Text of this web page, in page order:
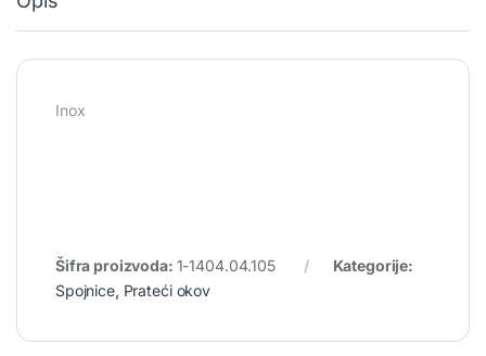
Inox
Šifra proizvoda: 1-1404.04.105
Kategorije:
Spojnice, Prateći okov